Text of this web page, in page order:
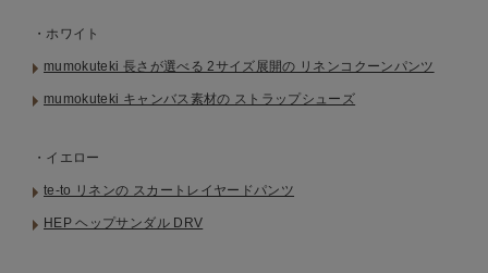
・ホワイト
mumokuteki 長さが選べる 2サイズ展開の リネンコクーンパンツ
mumokuteki キャンバス素材の ストラップシューズ
・イエロー
te-to リネンの スカートレイヤードパンツ
HEP ヘップサンダル DRV